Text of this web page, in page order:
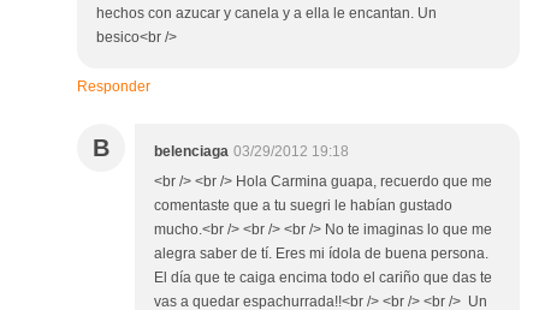
hechos con azucar y canela y a ella le encantan. Un
besico<br />
Responder
B belenciaga 03/29/2012 19:18
<br /> <br /> Hola Carmina guapa, recuerdo que me
comentaste que a tu suegri le habían gustado
mucho.<br /> <br /> <br /> No te imaginas lo que me
alegra saber de tí. Eres mi ídola de buena persona.
El día que te caiga encima todo el cariño que das te
vas a quedar espachurrada!!<br /> <br /> <br /> Un